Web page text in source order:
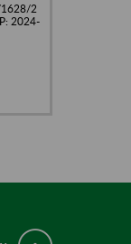
2
2024-